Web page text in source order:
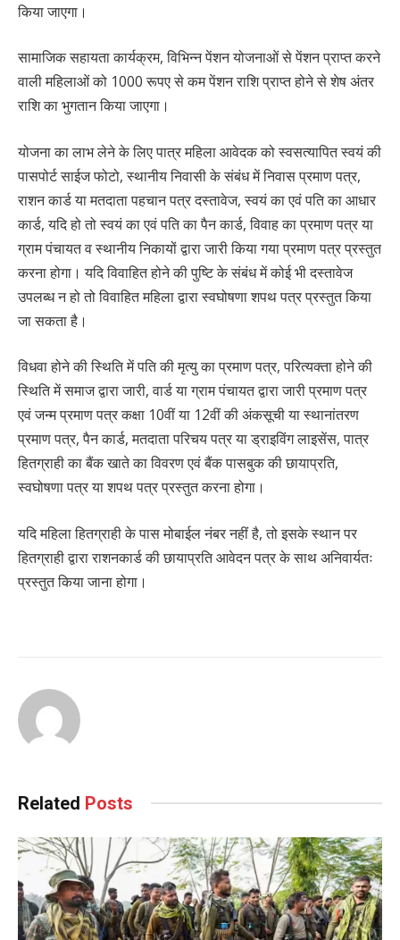
किया जाएगा।
सामाजिक सहायता कार्यक्रम, विभिन्न पेंशन योजनाओं से पेंशन प्राप्त करने
वाली महिलाओं को 1000 रूपए से कम पेंशन राशि प्राप्त होने से शेष अंतर
राशि का भुगतान किया जाएगा।
योजना का लाभ लेने के लिए पात्र महिला आवेदक को स्वसत्यापित स्वयं की
पासपोर्ट साईज फोटो, स्थानीय निवासी के संबंध में निवास प्रमाण पत्र,
राशन कार्ड या मतदाता पहचान पत्र दस्तावेज, स्वयं का एवं पति का आधार
कार्ड, यदि हो तो स्वयं का एवं पति का पैन कार्ड, विवाह का प्रमाण पत्र या
ग्राम पंचायत व स्थानीय निकायों द्वारा जारी किया गया प्रमाण पत्र प्रस्तुत
करना होगा। यदि विवाहित होने की पुष्टि के संबंध में कोई भी दस्तावेज
उपलब्ध न हो तो विवाहित महिला द्वारा स्वघोषणा शपथ पत्र प्रस्तुत किया
जा सकता है।
विधवा होने की स्थिति में पति की मृत्यु का प्रमाण पत्र, परित्यक्ता होने की
स्थिति में समाज द्वारा जारी, वार्ड या ग्राम पंचायत द्वारा जारी प्रमाण पत्र
एवं जन्म प्रमाण पत्र कक्षा 10वीं या 12वीं की अंकसूची या स्थानांतरण
प्रमाण पत्र, पैन कार्ड, मतदाता परिचय पत्र या ड्राइविंग लाइसेंस, पात्र
हितग्राही का बैंक खाते का विवरण एवं बैंक पासबुक की छायाप्रति,
स्वघोषणा पत्र या शपथ पत्र प्रस्तुत करना होगा।
यदि महिला हितग्राही के पास मोबाईल नंबर नहीं है, तो इसके स्थान पर
हितग्राही द्वारा राशनकार्ड की छायाप्रति आवेदन पत्र के साथ अनिवार्यतः
प्रस्तुत किया जाना होगा।
Related Posts